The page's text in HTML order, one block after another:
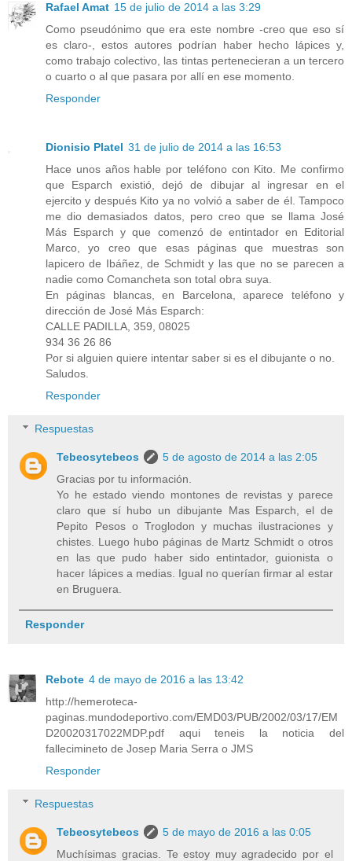
Rafael Amat 15 de julio de 2014 a las 3:29
Como pseudónimo que era este nombre -creo que eso sí
es claro-, estos autores podrían haber hecho lápices y,
como trabajo colectivo, las tintas pertenecieran a un tercero
o cuarto o al que pasara por allí en ese momento.
Responder
Dionisio Platel 31 de julio de 2014 a las 16:53
Hace unos años hable por teléfono con Kito. Me confirmo
que Esparch existió, dejó de dibujar al ingresar en el
ejercito y después Kito ya no volvió a saber de él. Tampoco
me dio demasiados datos, pero creo que se llama José
Más Esparch y que comenzó de entintador en Editorial
Marco, yo creo que esas páginas que muestras son
lapicero de Ibáñez, de Schmidt y las que no se parecen a
nadie como Comancheta son total obra suya.
En páginas blancas, en Barcelona, aparece teléfono y
dirección de José Más Esparch:
CALLE PADILLA, 359, 08025
934 36 26 86
Por si alguien quiere intentar saber si es el dibujante o no.
Saludos.
Responder
Respuestas
Tebeosytebeos
5 de agosto de 2014 a las 2:05
Gracias por tu información.
Yo he estado viendo montones de revistas y parece
claro que sí hubo un dibujante Mas Esparch, el de
Pepito Pesos o Troglodon y muchas ilustraciones y
chistes. Luego hubo páginas de Martz Schmidt o otros
en las que pudo haber sido entintador, guionista o
hacer lápices a medias. Igual no querían firmar al estar
en Bruguera.
Responder
Rebote 4 de mayo de 2016 a las 13:42
http://hemeroteca-
paginas.mundodeportivo.com/EMD03/PUB/2002/03/17/EM
D20020317022MDP.pdf aqui teneis la noticia del
fallecimineto de Josep Maria Serra o JMS
Responder
Respuestas
Tebeosytebeos
5 de mayo de 2016 a las 0:05
Muchísimas gracias. Te estoy muy agradecido por el